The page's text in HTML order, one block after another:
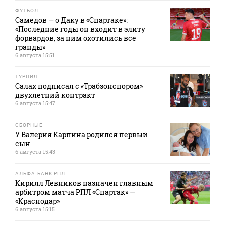
ФУТБОЛ
Самедов — о Даку в «Спартаке»:
«Последние годы он входит в элиту
форвардов, за ним охотились все
гранды»
6 августа 15:51
ТУРЦИЯ
Салах подписал с «Трабзонспором»
двухлетний контракт
6 августа 15:47
СБОРНЫЕ
У Валерия Карпина родился первый
сын
6 августа 15:43
АЛЬФА-БАНК РПЛ
Кирилл Левников назначен главным
арбитром матча РПЛ «Спартак» —
«Краснодар»
6 августа 15:15